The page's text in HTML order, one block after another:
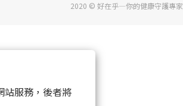
服務，後者將
2020 © 好在乎—你的健康守護專家